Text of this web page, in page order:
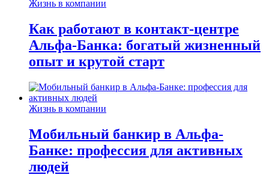
Жизнь в компании
Как работают в контакт-центре
Альфа-Банка: богатый жизненный
опыт и крутой старт
Жизнь в компании
Мобильный банкир в Альфа-
Банке: профессия для активных
людей